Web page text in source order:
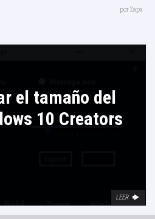
porZapa
el tamaño del
10 Creators
LEER